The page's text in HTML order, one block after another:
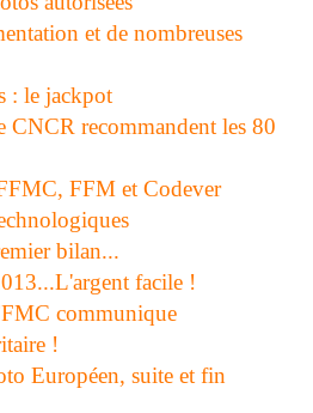
et de nombreuses
: le jackpot
CNCR recommandent les 80
FFM et Codever
bilan...
facile !
communique
!
Européen, suite et fin